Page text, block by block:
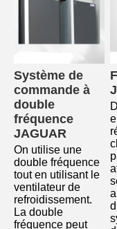
Système de
commande à
double
fréquence
JAGUAR
On utilise une
double fréquence
tout en utilisant le
ventilateur de
refroidissement.
La double
fréquence peut